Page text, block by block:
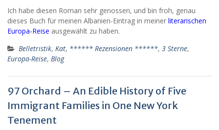
Ich habe diesen Roman sehr genossen, und bin froh, genau
dieses Buch für meinen Albanien-Eintrag in meiner literarischen
Europa-Reise ausgewählt zu haben.
Belletristik, Kat, ****** Rezensionen ******, 3 Sterne,
Europa-Reise, Blog
97 Orchard – An Edible History of Five
Immigrant Families in One New York
Tenement